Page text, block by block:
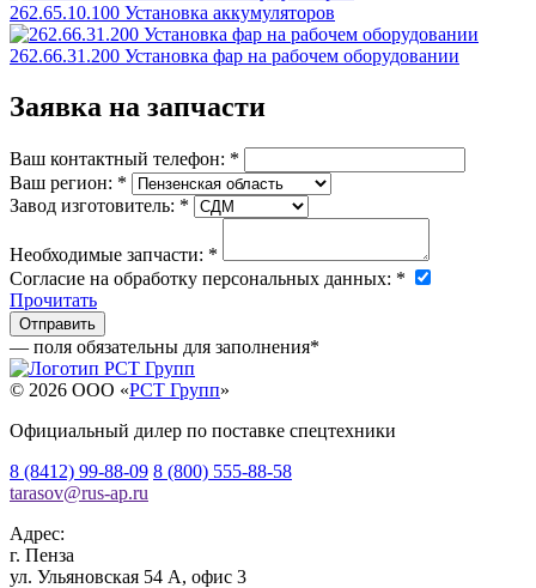
262.65.10.100 Установка аккумуляторов
262.66.31.200 Установка фар на рабочем оборудовании
Заявка на запчасти
Ваш контактный телефон: *
Ваш регион: *
Завод изготовитель: *
Необходимые запчасти: *
Согласие на обработку персональных данных: *
Прочитать
— поля обязательны для заполнения*
© 2026 OOO «РСТ Групп»
Официальный дилер по поставке спецтехники
8 (8412) 99-88-09 8 (800) 555-88-58
tarasov@rus-ap.ru
Адрес:
г. Пенза
ул. Ульяновская 54 А, офис 3